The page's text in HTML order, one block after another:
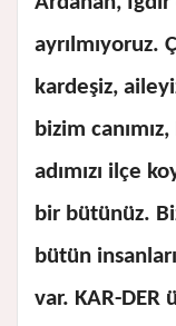
ayrılmıyoruz.
kardeşiz,
bizim
adımızı ilçe
bir bütünüz.
bütün
var. KAR-DER